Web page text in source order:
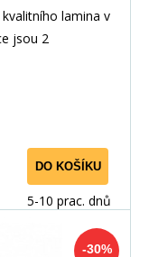
lamina v
jsou 2
DO KOŠÍKU
5-10 prac. dnů
-30%